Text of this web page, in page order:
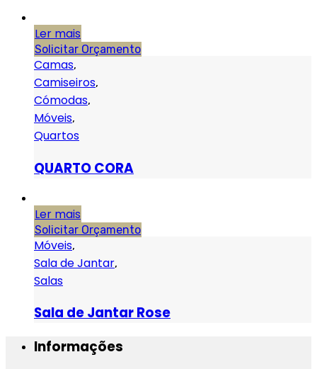
Ler mais
Solicitar Orçamento
Camas,
Camiseiros,
Cómodas,
Móveis,
Quartos
QUARTO CORA
Ler mais
Solicitar Orçamento
Móveis,
Sala de Jantar,
Salas
Sala de Jantar Rose
Informações